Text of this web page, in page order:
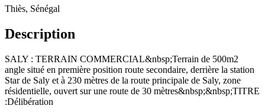
Thiès, Sénégal
Description
SALY : TERRAIN COMMERCIAL&nbsp;Terrain de 500m2
angle situé en première position route secondaire, derrière la station
Star de Saly et à 230 mètres de la route principale de Saly, zone
résidentielle, ouvert sur une route de 30 mètres&nbsp;&nbsp;TITRE
:Délibération